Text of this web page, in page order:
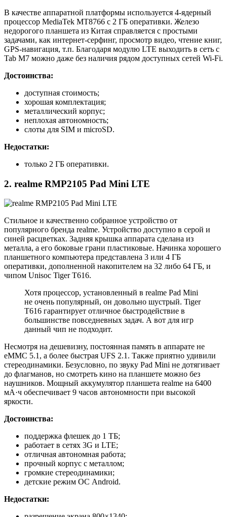
В качестве аппаратной платформы используется 4-ядерный
процессор MediaTek MT8766 с 2 ГБ оперативки. Железо
недорогого планшета из Китая справляется с простыми
задачами, как интернет-серфинг, просмотр видео, чтение книг,
GPS-навигация, т.п. Благодаря модулю LTE выходить в сеть с
Tab M7 можно даже без наличия рядом доступных сетей Wi-Fi.
Достоинства:
доступная стоимость;
хорошая комплектация;
металлический корпус;
неплохая автономность;
слоты для SIM и microSD.
Недостатки:
только 2 ГБ оперативки.
2. realme RMP2105 Pad Mini LTE
Стильное и качественно собранное устройство от
популярного бренда realme. Устройство доступно в серой и
синей расцветках. Задняя крышка аппарата сделана из
металла, а его боковые грани пластиковые. Начинка хорошего
планшетного компьютера представлена 3 или 4 ГБ
оперативки, дополненной накопителем на 32 либо 64 ГБ, и
чипом Unisoc Tiger T616.
Хотя процессор, установленный в realme Pad Mini
не очень популярный, он довольно шустрый. Tiger
T616 гарантирует отличное быстродействие в
большинстве повседневных задач. А вот для игр
данный чип не подходит.
Несмотря на дешевизну, постоянная память в аппарате не
eMMC 5.1, а более быстрая UFS 2.1. Также приятно удивили
стереодинамики. Безусловно, по звуку Pad Mini не дотягивает
до флагманов, но смотреть кино на планшете можно без
наушников. Мощный аккумулятор планшета realme на 6400
мА·ч обеспечивает 9 часов автономности при высокой
яркости.
Достоинства:
поддержка флешек до 1 ТБ;
работает в сетях 3G и LTE;
отличная автономная работа;
прочный корпус с металлом;
громкие стереодинамики;
детские режим ОС Android.
Недостатки: